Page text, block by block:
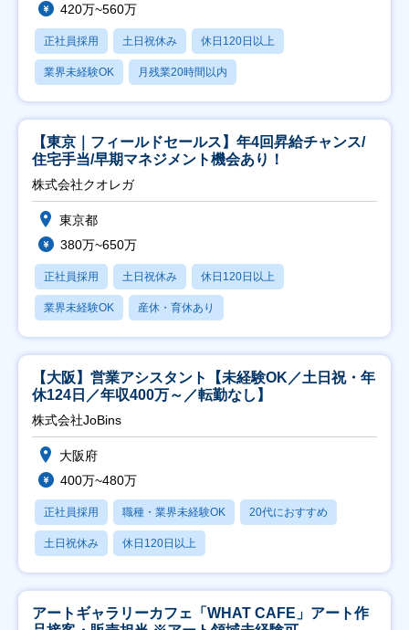
420万~560万
正社員採用 土日祝休み 休日120日以上
業界未経験OK 月残業20時間以内
【東京｜フィールドセールス】年4回昇給チャンス/
住宅手当/早期マネジメント機会あり！
株式会社クオレガ
東京都
380万~650万
正社員採用 土日祝休み 休日120日以上
業界未経験OK 産休・育休あり
【大阪】営業アシスタント【未経験OK／土日祝・年
休124日／年収400万～／転勤なし】
株式会社JoBins
大阪府
400万~480万
正社員採用 職種・業界未経験OK 20代におすすめ
土日祝休み 休日120日以上
アートギャラリーカフェ「WHAT CAFE」アート作